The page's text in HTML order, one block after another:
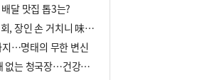
달 맛집 톱3는?
제철 맞아 쫀득한 민어회, 장인 손 거치니 味친 한상
…명태의 무한 변신
식감 있는 시금장, 냄새 없는 청국장…건강한 발효 밥상